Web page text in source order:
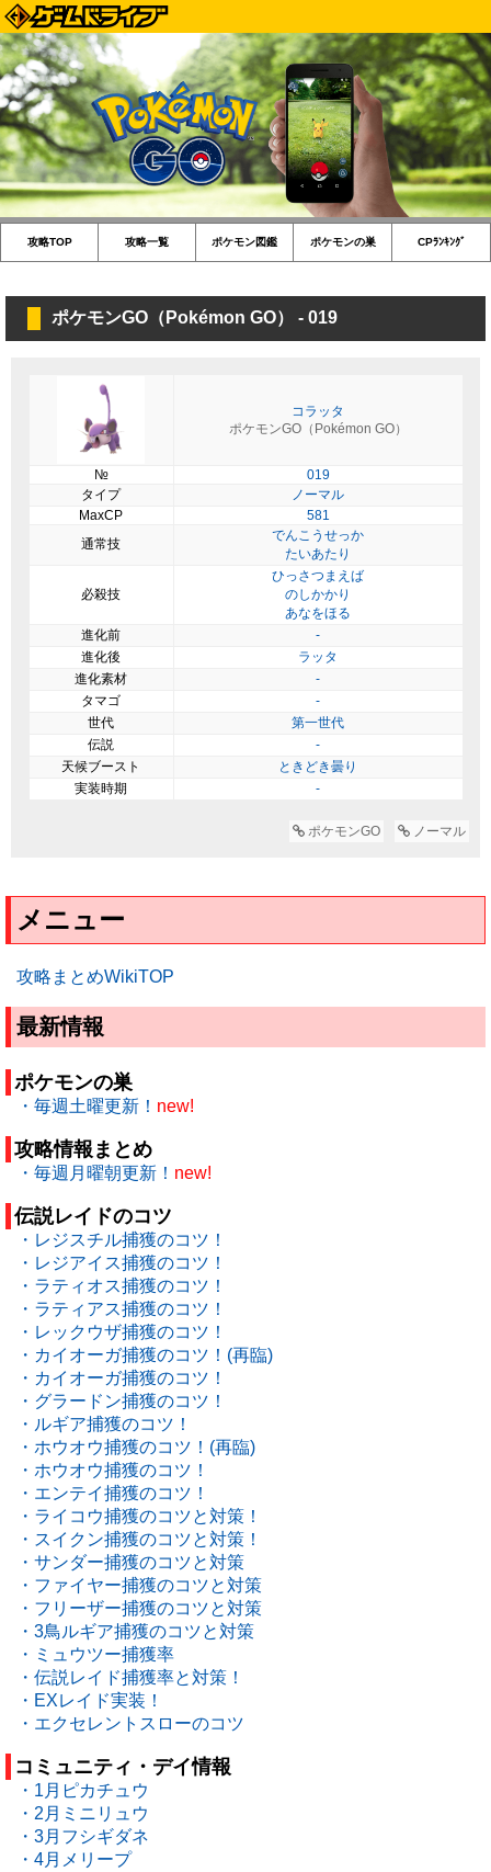
攻略TOP 攻略一覧 ポケモン図鑑 ポケモンの巣 CPﾗﾝｷﾝｸﾞ
ポケモンGO（Pokémon GO） - 019
コラッタ
ポケモンGO（Pokémon GO）
№
019
タイプ
ノーマル
MaxCP
581
通常技
でんこうせっか
たいあたり
必殺技
ひっさつまえば
のしかかり
あなをほる
進化前
-
進化後
ラッタ
進化素材
-
タマゴ
-
世代
第一世代
伝説
-
天候ブースト
ときどき曇り
実装時期
-
ポケモンGO ノーマル
メニュー
攻略まとめWikiTOP
最新情報
ポケモンの巣
・毎週土曜更新！ new!
攻略情報まとめ
・毎週月曜朝更新！ new!
伝説レイドのコツ
・レジスチル捕獲のコツ！
・レジアイス捕獲のコツ！
・ラティオス捕獲のコツ！
・ラティアス捕獲のコツ！
・レックウザ捕獲のコツ！
・カイオーガ捕獲のコツ！(再臨)
・カイオーガ捕獲のコツ！
・グラードン捕獲のコツ！
・ルギア捕獲のコツ！
・ホウオウ捕獲のコツ！(再臨)
・ホウオウ捕獲のコツ！
・エンテイ捕獲のコツ！
・ライコウ捕獲のコツと対策！
・スイクン捕獲のコツと対策！
・サンダー捕獲のコツと対策
・ファイヤー捕獲のコツと対策
・フリーザー捕獲のコツと対策
・3鳥ルギア捕獲のコツと対策
・ミュウツー捕獲率
・伝説レイド捕獲率と対策！
・EXレイド実装！
・エクセレントスローのコツ
コミュニティ・デイ情報
・1月ピカチュウ
・2月ミニリュウ
・3月フシギダネ
・4月メリープ